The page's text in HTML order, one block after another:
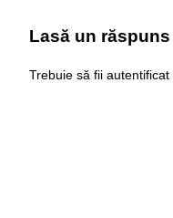
Lasă un răspuns
Trebuie să fii autentificat